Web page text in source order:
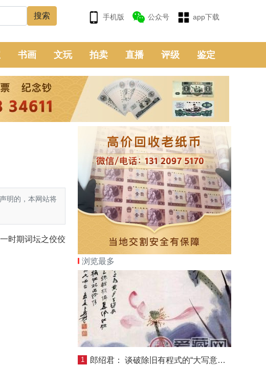
手机版 公众号 app下载
书画 文玩 拍卖 直播 评级 鉴定
明的，本网站将
时期词坛之佼佼
浏览最多
1 郎绍君： 谈破除旧有程式的“大写意画家”